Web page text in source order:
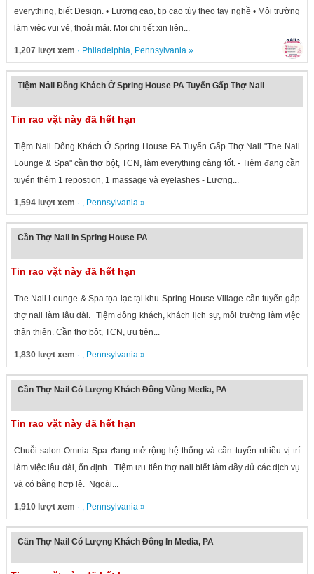
everything, biết Design. • Lương cao, tip cao tùy theo tay nghề • Môi trường
làm việc vui vẻ, thoải mái. Mọi chi tiết xin liên...
1,207 lượt xem · Philadelphia, Pennsylvania»
Tiệm Nail Đông Khách Ở Spring House PA Tuyển Gấp Thợ Nail
Tin rao vặt này đã hết hạn
Tiệm Nail Đông Khách Ở Spring House PA Tuyển Gấp Thợ Nail "The Nail
Lounge & Spa" cần thợ bột, TCN, làm everything càng tốt. - Tiệm đang cần
tuyển thêm 1 repostion, 1 massage và eyelashes - Lương...
1,594 lượt xem · , Pennsylvania»
Cần Thợ Nail In Spring House PA
Tin rao vặt này đã hết hạn
The Nail Lounge & Spa tọa lạc tại khu Spring House Village cần tuyển gấp
thợ nail làm lâu dài. Tiệm đông khách, khách lịch sự, môi trường làm việc
thân thiện. Cần thợ bột, TCN, ưu tiên...
1,830 lượt xem · , Pennsylvania»
Cần Thợ Nail Có Lượng Khách Đông Vùng Media, PA
Tin rao vặt này đã hết hạn
Chuỗi salon Omnia Spa đang mở rộng hệ thống và cần tuyển nhiều vị trí
làm việc lâu dài, ổn định. Tiệm ưu tiên thợ nail biết làm đầy đủ các dịch vụ
và có bằng hợp lệ. Ngoài...
1,910 lượt xem · , Pennsylvania»
Cần Thợ Nail Có Lượng Khách Đông In Media, PA